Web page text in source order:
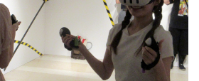
上げをけん引した。
スメディア事業（25.4%減）が含ま
と8.5%増。既存店対比では前年、20